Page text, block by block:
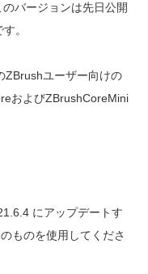
バージョンは先日公開
。
ZBrushユーザー向けの
およびZBrushCoreMini
にアップデートす
ものを使用してくださ